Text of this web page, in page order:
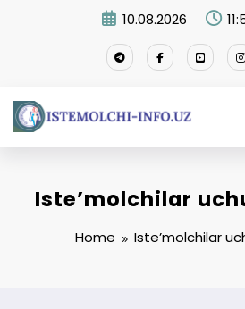
10.08.2026
Isteʼmolchilar
Home Isteʼmolchilar